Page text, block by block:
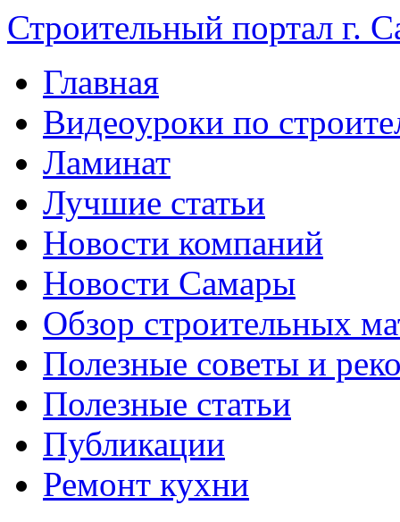
Строительный портал г.
Главная
Видеоуроки по
Ламинат
Лучшие статьи
Новости компаний
Новости Самары
Обзор строительных
Полезные советы и
Полезные статьи
Публикации
Ремонт кухни